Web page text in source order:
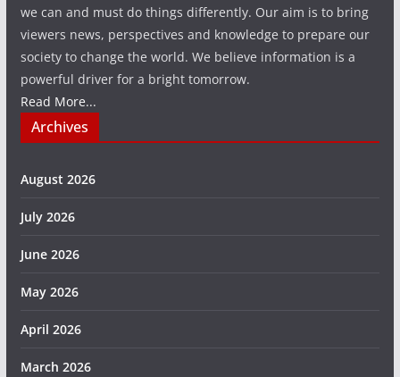
we can and must do things differently. Our aim is to bring
viewers news, perspectives and knowledge to prepare our
society to change the world. We believe information is a
powerful driver for a bright tomorrow.
Read More...
Archives
August 2026
July 2026
June 2026
May 2026
April 2026
March 2026